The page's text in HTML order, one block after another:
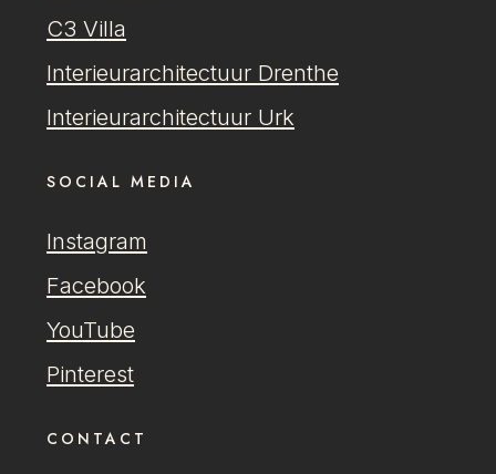
C3 Villa
Interieurarchitectuur Drenthe
Interieurarchitectuur Urk
SOCIAL MEDIA
Instagram
Facebook
YouTube
Pinterest
CONTACT